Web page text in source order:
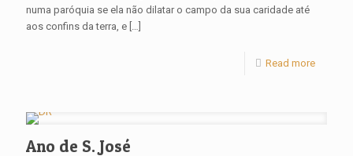
numa paróquia se ela não dilatar o campo da sua caridade até
aos confins da terra, e […]
Read more
Ano de S. José